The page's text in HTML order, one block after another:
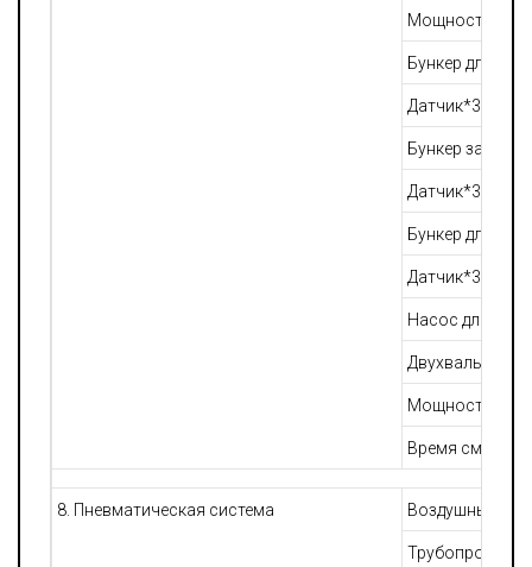
Мощность
Бункер для
Датчик*3
Бункер
Датчик*3
Бункер для
Датчик*3
Насос для
Двухвальный
Мощность
Время
8. Пневматическая система Воздушный
Трубопровод,